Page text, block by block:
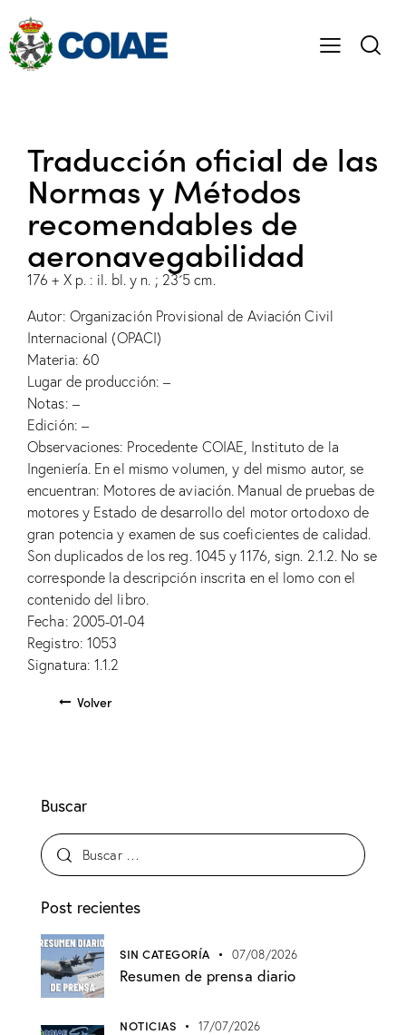
Traducción oficial de las
Normas y Métodos
recomendables de
aeronavegabilidad
176 + X p. : il. bl. y n. ; 23´5 cm.
Autor: Organización Provisional de Aviación Civil
Internacional (OPACI)
Materia: 60
Lugar de producción: –
Notas: –
Edición: –
Observaciones: Procedente COIAE, Instituto de la
Ingeniería. En el mismo volumen, y del mismo autor, se
encuentran: Motores de aviación. Manual de pruebas de
motores y Estado de desarrollo del motor ortodoxo de
gran potencia y examen de sus coeficientes de calidad.
Son duplicados de los reg. 1045 y 1176, sign. 2.1.2. No se
corresponde la descripción inscrita en el lomo con el
contenido del libro.
Fecha: 2005-01-04
Registro: 1053
Signatura: 1.1.2
Volver
Buscar
Post recientes
SIN CATEGORÍA 07/08/2026
Resumen de prensa diario
NOTICIAS 17/07/2026